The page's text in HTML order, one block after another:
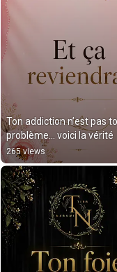
Ton addiction n’est pas
problème… voici la vérité
265 views